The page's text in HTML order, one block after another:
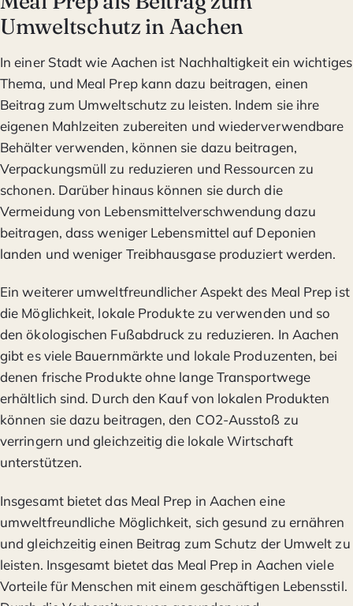
Umweltschutz in Aachen
In einer Stadt wie Aachen ist Nachhaltigkeit ein wichtiges
Thema, und Meal Prep kann dazu beitragen, einen
Beitrag zum Umweltschutz zu leisten. Indem sie ihre
eigenen Mahlzeiten zubereiten und wiederverwendbare
Behälter verwenden, können sie dazu beitragen,
Verpackungsmüll zu reduzieren und Ressourcen zu
schonen. Darüber hinaus können sie durch die
Vermeidung von Lebensmittelverschwendung dazu
beitragen, dass weniger Lebensmittel auf Deponien
landen und weniger Treibhausgase produziert werden.
Ein weiterer umweltfreundlicher Aspekt des Meal Prep ist
die Möglichkeit, lokale Produkte zu verwenden und so
den ökologischen Fußabdruck zu reduzieren. In Aachen
gibt es viele Bauernmärkte und lokale Produzenten, bei
denen frische Produkte ohne lange Transportwege
erhältlich sind. Durch den Kauf von lokalen Produkten
können sie dazu beitragen, den CO2-Ausstoß zu
verringern und gleichzeitig die lokale Wirtschaft
unterstützen.
Insgesamt bietet das Meal Prep in Aachen eine
umweltfreundliche Möglichkeit, sich gesund zu ernähren
und gleichzeitig einen Beitrag zum Schutz der Umwelt zu
leisten. Insgesamt bietet das Meal Prep in Aachen viele
Vorteile für Menschen mit einem geschäftigen Lebensstil.